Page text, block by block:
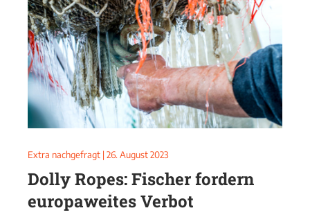
Extra nachgefragt | 26. August 2023
Dolly Ropes: Fischer fordern
europaweites Verbot